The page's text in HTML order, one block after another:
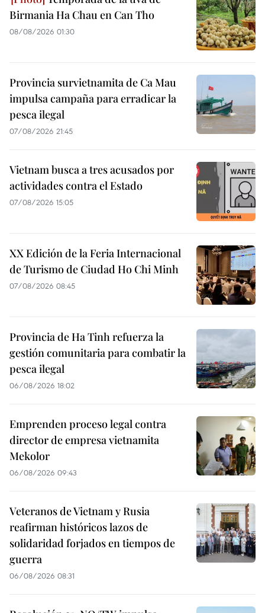
Birmania Ha Chau en Can Tho
08/08/2026 01:30
Provincia survietnamita de Ca Mau
impulsa campaña para erradicar la
pesca ilegal
07/08/2026 21:45
Vietnam busca a tres acusados por
actividades contra el Estado
07/08/2026 15:05
XX Edición de la Feria Internacional
de Turismo de Ciudad Ho Chi Minh
07/08/2026 08:45
Provincia de Ha Tinh refuerza la
gestión comunitaria para combatir la
pesca ilegal
06/08/2026 18:02
Emprenden proceso legal contra
director de empresa vietnamita
Mekolor
06/08/2026 09:43
Veteranos de Vietnam y Rusia
reafirman históricos lazos de
solidaridad forjados en tiempos de
guerra
06/08/2026 08:31